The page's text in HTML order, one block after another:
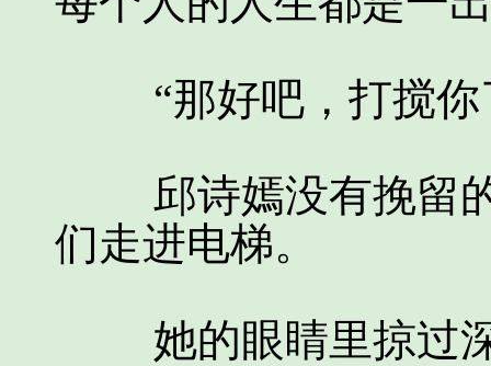
“那好吧，打搅你
邱诗嫣没有挽留的
们走进电梯。
她的眼睛里掠过深